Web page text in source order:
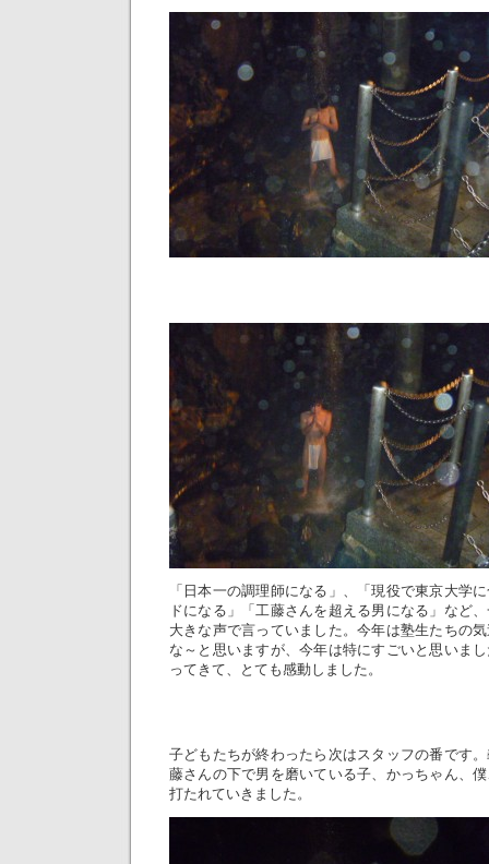
「日本一の調理師になる」、「現役で東京大学
ドになる」「工藤さんを超える男になる」など
大きな声で言っていました。今年は塾生たちの
な～と思いますが、今年は特にすごいと思いま
ってきて、とても感動しました。
子どもたちが終わったら次はスタッフの番です
藤さんの下で男を磨いている子、かっちゃん、
打たれていきました。